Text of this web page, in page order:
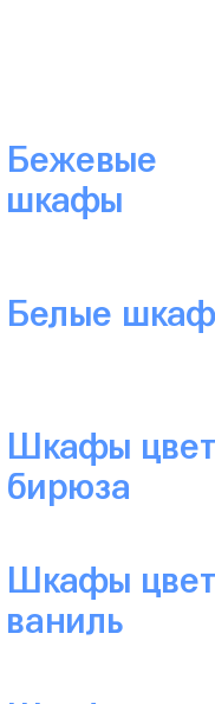
Бежевые
шкафы
Белые
Шкафы
бирюза
Шкафы
ваниль